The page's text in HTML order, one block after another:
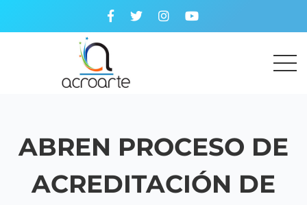
ABREN PROCESO DE
ACREDITACIÓN DE